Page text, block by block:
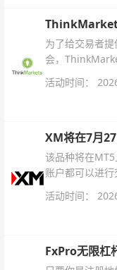
为了给交易者
会，
杆配置、支持
活动时间：
XM将在7月
该品种将在
账户都可以进行
活动时间：
FxPro无限杠